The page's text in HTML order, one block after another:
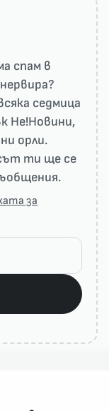
спам в
седмица
He!Новини,
орли.
ти ще се
за